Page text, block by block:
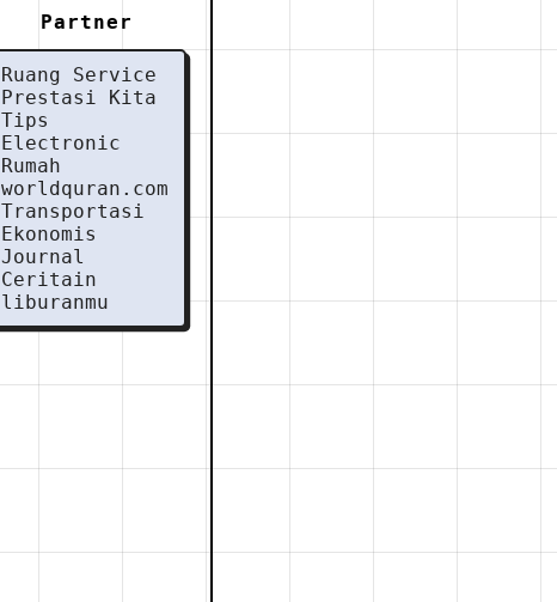
Partner
Ruang Service
Prestasi Kita
Tips
Electronic
Rumah
worldquran.com
Transportasi
Ekonomis
Journal
Ceritain
liburanmu